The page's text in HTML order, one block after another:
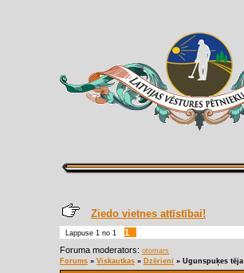
Ziedo vietnes attīstībai!
Lappuse 1 no 1
1
Foruma moderators: otomars
Forums » Viskautkas » Dzērieni » Ugunspuķes tēja